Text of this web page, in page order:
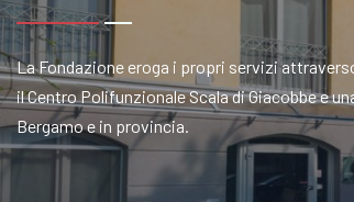
La Fondazione eroga i propri servizi
il Centro Polifunzionale Scala di Giacobbe e
Bergamo e in provincia.